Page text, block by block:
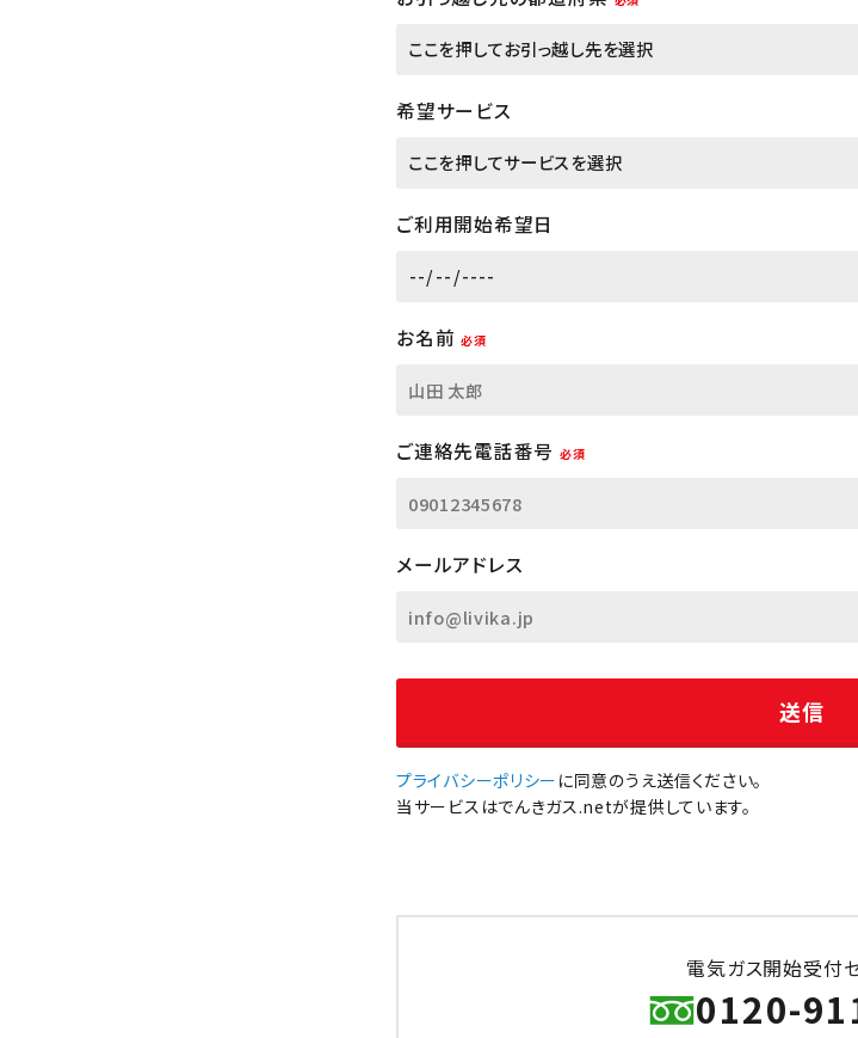
希望サービス
ご利用開始希望日
お名前 必須
ご連絡先電話番号 必須
メールアドレス
プライバシーポリシー に同意のうえ送信ください。
当サービスはでんきガス.netが提供しています。
電気ガス開始受付
0120-